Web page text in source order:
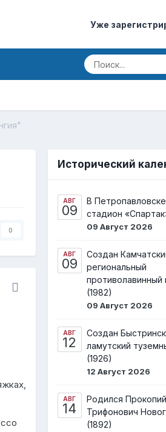
Уже
0
Исторический
АВГ
09
В
стадион
09 Август 2026
АВГ
09
Создан
региональный
противолавинный
(1982)
09 Август 2026
АВГ
12
Создан
ламутский
(1926)
12 Август 2026
АВГ
14
Родился Прокопий
Трифонович
(1892)